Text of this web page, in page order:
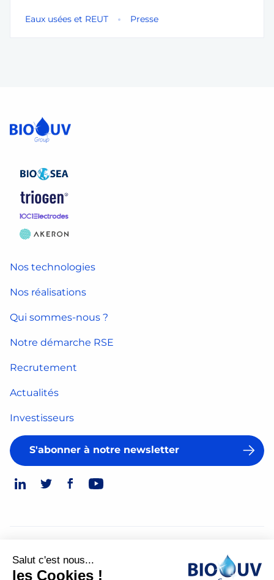
Eaux usées et REUT Presse
Nos technologies
Nos réalisations
Qui sommes-nous ?
Notre démarche RSE
Recrutement
Actualités
Investisseurs
S'abonner à notre newsletter
Mentions légales
Salut c'est nous...
les Cookies !